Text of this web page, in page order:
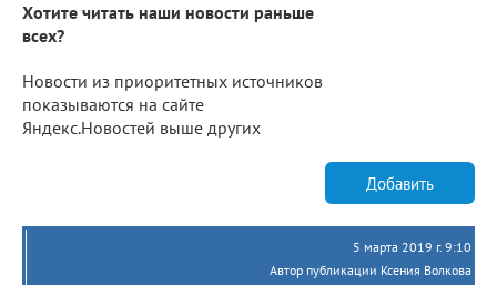
Хотите читать наши новости раньше
всех?
Новости из приоритетных источников
показываются на сайте
Яндекс.Новостей выше других
Добавить
5 марта 2019 г. 9:10
Автор публикации Ксения Волкова